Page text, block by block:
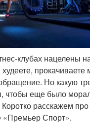
клубах нацелены
Но какую
чтобы еще было
расскажем
«Премьер Спорт».